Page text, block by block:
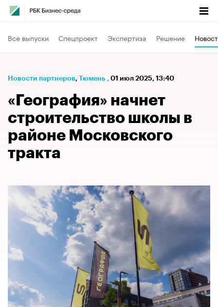
Все выпуски Спецпроект Экспертиза Решение
Новости партнеров⁠, Тюмень , 01 июл 2025, 13:40
«География» начнет
строительство школы в
районе Московского
тракта